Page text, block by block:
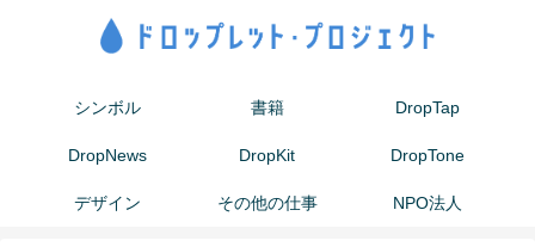
シンボル 書籍 DropTap
DropNews DropKit DropTone
デザイン その他の仕事 NPO法人